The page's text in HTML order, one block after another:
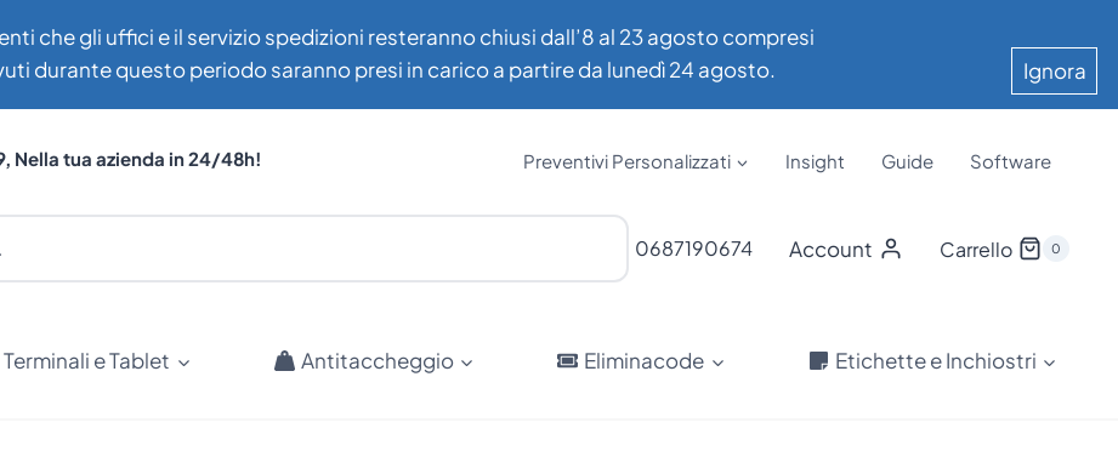
che gli uffici e il servizio spedizioni resteranno chiusi dall’8 al 23 agosto compresi
durante questo periodo saranno presi in carico a partire da lunedì 24 agosto.
Ignora
Nella tua azienda in 24/48h! Preventivi Personalizzati Insight Guide Software
0687190674 Account Carrello 0
Terminali e Tablet Antitaccheggio Eliminacode Etichette e Inchiostri